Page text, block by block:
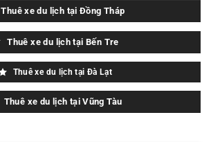
Thuê xe du lịch tại Đồng Tháp
Thuê xe du lịch tại Bến Tre
Thuê xe du lịch tại Đà Lạt
Thuê xe du lịch tại Vũng Tàu